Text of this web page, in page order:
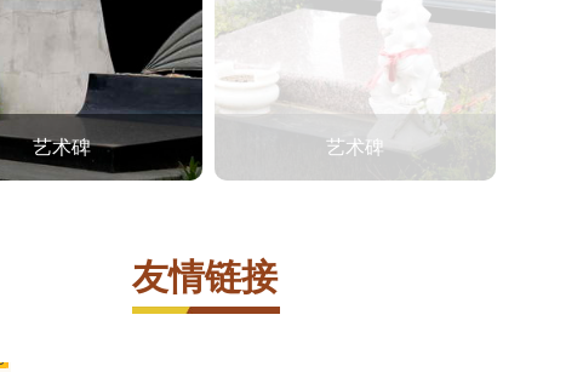
艺术碑 艺术碑
友情链接